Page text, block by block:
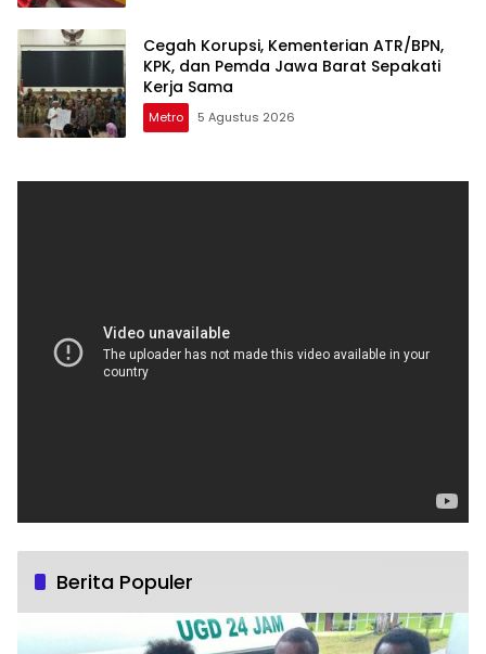
Cegah Korupsi, Kementerian ATR/BPN,
KPK, dan Pemda Jawa Barat Sepakati
Kerja Sama
Metro 5 Agustus 2026
Berita Populer